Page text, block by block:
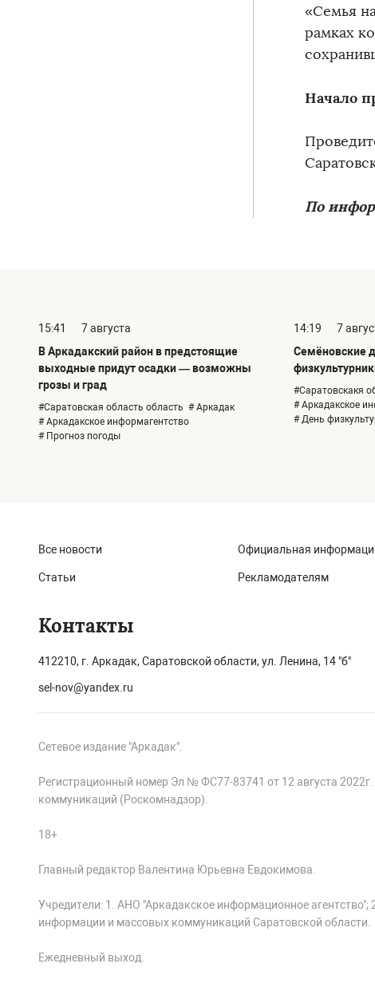
«Семья
рамках
Начало
По
15:41
7 августа
В Аркадакский район в предстоящие
выходные придут осадки — возможны
грозы и град
#Саратовская область область # Аркадак
# Аркадакское информагентство
# Прогноз погоды
14:19
7
Семёновские
#Саратовскакя
# Аркадакское
# День
Все новости
Статьи
Официальная
Рекламодателям
Контакты
412210, г. Аркадак, Саратовской области, ул. Ленина, 14 "б"
sel-nov@yandex.ru
Сетевое издание "Аркадак".
Регистрационный номер Эл № ФС77-83741 от 12 августа
коммуникаций (Роскомнадзор).
18+
Главный редактор Валентина Юрьевна Евдокимова.
Учредители: 1. АНО "Аркадакское информационное
информации и массовых коммуникаций Саратовской области.
Ежедневный выход.